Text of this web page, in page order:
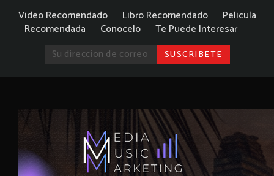
Video Recomendado Libro Recomendado
Pelicula
Recomendada
Conocelo Te Puede Interesar